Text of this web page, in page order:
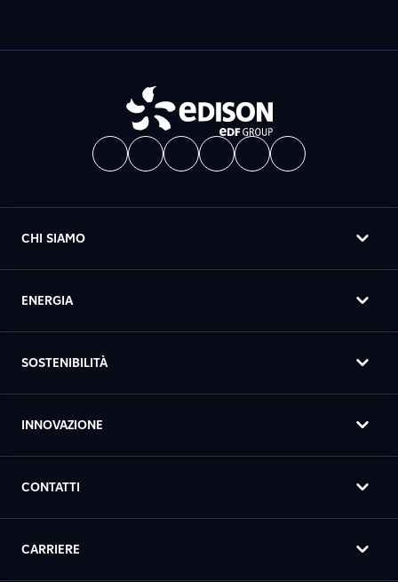
CHI SIAMO
ENERGIA
SOSTENIBILITÀ
INNOVAZIONE
CONTATTI
CARRIERE